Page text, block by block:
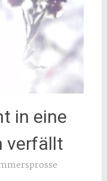
in eine
verfällt